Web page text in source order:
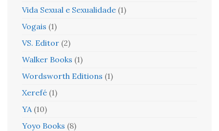
Vida Sexual e Sexualidade (1)
Vogais (1)
VS. Editor (2)
Walker Books (1)
Wordsworth Editions (1)
Xerefé (1)
YA (10)
Yoyo Books (8)